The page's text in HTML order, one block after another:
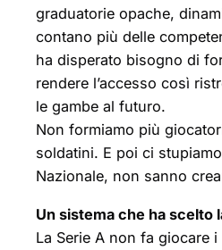
graduatorie opache,
contano più delle
ha disperato bisogno di
rendere l’accesso così
le gambe al futuro.
Non formiamo più
soldatini. E poi ci
Nazionale, non sanno
Un sistema che ha scelto
La Serie A non fa giocare